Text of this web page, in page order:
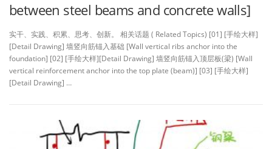
between steel beams and concrete walls]
实干、实践、积累、思考、创新。 相关话题 ( Related Topics) [01] [手绘大样]
[Detail Drawing] 墙竖向筋锚入基础 [Wall vertical ribs anchor into the
foundation] [02] [手绘大样][Detail Drawing] 墙竖向筋锚入顶层板(梁) [Wall
vertical reinforcement anchor into the top plate (beam)] [03] [手绘大样]
[Detail Drawing] …